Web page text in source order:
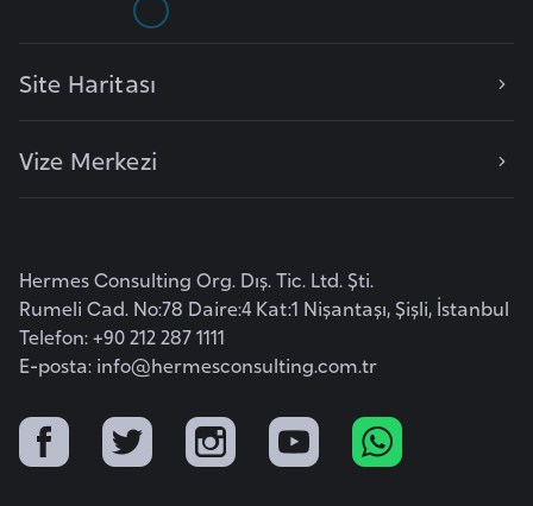
Site Haritası
Vize Merkezi
Hermes Consulting Org. Dış. Tic. Ltd. Şti.
Rumeli Cad. No:78 Daire:4 Kat:1 Nişantaşı, Şişli, İstanbul
Telefon: +90 212 287 1111
E-posta: info@hermesconsulting.com.tr
m
ç
K
a
m
r
u